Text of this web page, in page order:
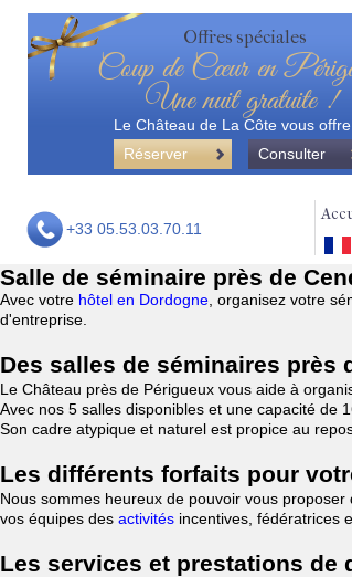
Offres spéciales
Coup de Cœur en
Une nuit gratuite !
Le Château de La Côte vous
Réserver
Consulter
+33 05.53.03.70.11
Salle de séminaire près de
Avec votre hôtel en Dordogne , organisez votre
d'entreprise.
Des salles de séminaires près
Le Château près de Périgueux vous aide à
Avec nos 5 salles disponibles et une capacité de
Son cadre atypique et naturel est propice au
Les différents forfaits pour
Nous sommes heureux de pouvoir vous
vos équipes des activités incentives, fédératrices
Les services et prestations de